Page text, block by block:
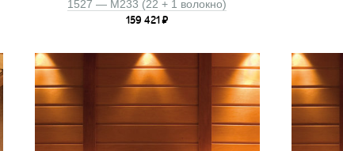
1527 — M233 (22 + 1 волокно)
159 421₽